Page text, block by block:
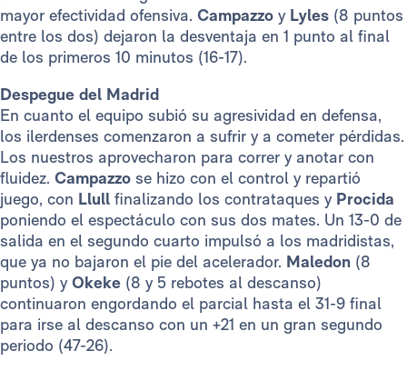
mayor efectividad ofensiva. Campazzo y Lyles (8 puntos
entre los dos) dejaron la desventaja en 1 punto al final
de los primeros 10 minutos (16-17).
Despegue del Madrid
En cuanto el equipo subió su agresividad en defensa,
los ilerdenses comenzaron a sufrir y a cometer pérdidas.
Los nuestros aprovecharon para correr y anotar con
fluidez. Campazzo se hizo con el control y repartió
juego, con Llull finalizando los contrataques y Procida
poniendo el espectáculo con sus dos mates. Un 13-0 de
salida en el segundo cuarto impulsó a los madridistas,
que ya no bajaron el pie del acelerador. Maledon (8
puntos) yOkeke (8 y 5 rebotes al descanso)
continuaron engordando el parcial hasta el 31-9 final
para irse al descanso con un +21 en un gran segundo
periodo (47-26).